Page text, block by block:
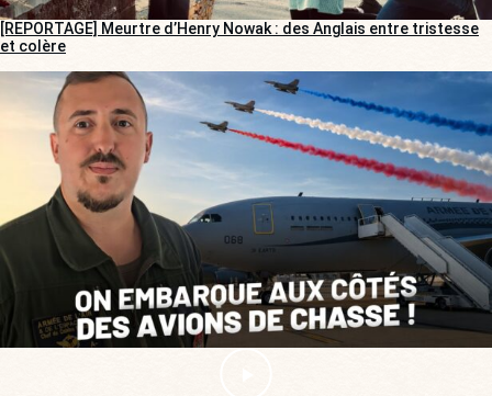
[REPORTAGE] Meurtre d’Henry Nowak : des Anglais entre tristesse
et colère